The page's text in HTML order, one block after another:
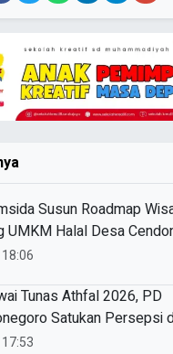
Susun Roadmap
UMKM Halal Desa
Tunas Athfal 2026, PD
Satukan Persepsi
Anak